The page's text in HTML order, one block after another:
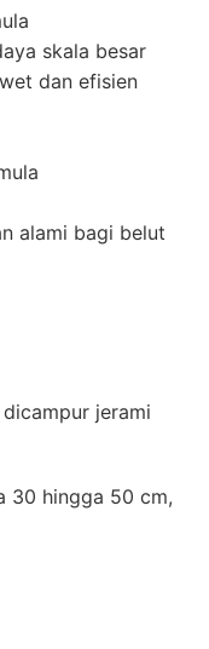
skala besar
dan efisien
alami bagi belut
jerami
30 hingga 50 cm,